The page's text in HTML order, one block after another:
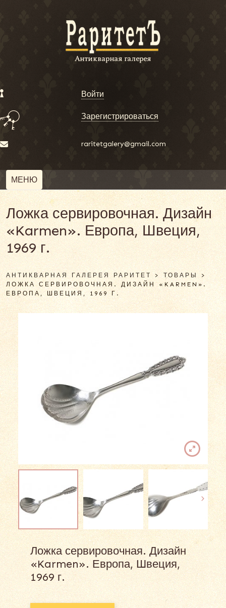
Войти
Зарегистрироваться
raritetgalery@gmail.com
МЕНЮ
Ложка сервировочная. Дизайн
«Karmen». Европа, Швеция,
1969 г.
АНТИКВАРНАЯ ГАЛЕРЕЯ РАРИТЕТ >ТОВАРЫ >
ЛОЖКА СЕРВИРОВОЧНАЯ. ДИЗАЙН «KARMEN».
ЕВРОПА, ШВЕЦИЯ, 1969 Г.
Ложка сервировочная. Дизайн
«Karmen». Европа, Швеция,
1969 г.